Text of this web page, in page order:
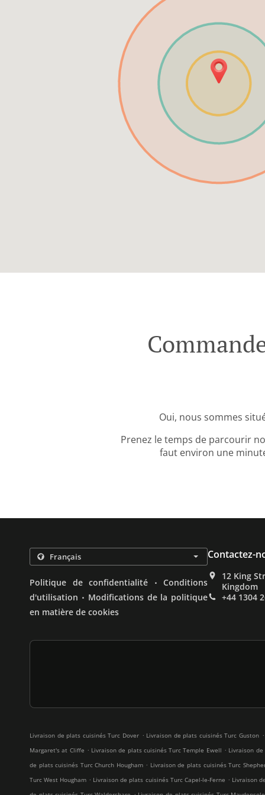
Oui, nous sommes
Prenez le temps de parcourir
faut environ une
Politique de confidentialité . Conditions
d'utilisation . Modifications de la politique
en matière de cookies
Contactez-
12 King
Kingdom
+44 1304
Livraison de plats cuisinés Turc Dover . Livraison de plats cuisinés Turc Guston .
Margaret's at Cliffe . Livraison de plats cuisinés Turc Temple Ewell . Livraison
de plats cuisinés Turc Church Hougham . Livraison de plats cuisinés Turc
Turc West Hougham . Livraison de plats cuisinés Turc Capel-le-Ferne . Livraison
.